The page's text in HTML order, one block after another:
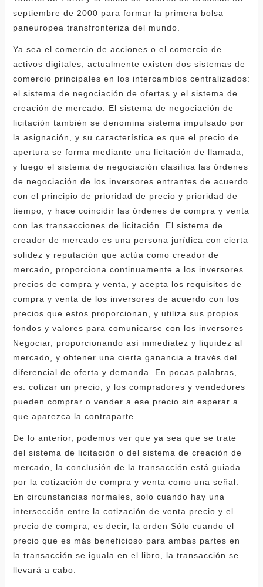
septiembre de 2000 para formar la primera bolsa
paneuropea transfronteriza del mundo.
Ya sea el comercio de acciones o el comercio de
activos digitales, actualmente existen dos sistemas de
comercio principales en los intercambios centralizados:
el sistema de negociación de ofertas y el sistema de
creación de mercado. El sistema de negociación de
licitación también se denomina sistema impulsado por
la asignación, y su característica es que el precio de
apertura se forma mediante una licitación de llamada,
y luego el sistema de negociación clasifica las órdenes
de negociación de los inversores entrantes de acuerdo
con el principio de prioridad de precio y prioridad de
tiempo, y hace coincidir las órdenes de compra y venta
con las transacciones de licitación. El sistema de
creador de mercado es una persona jurídica con cierta
solidez y reputación que actúa como creador de
mercado, proporciona continuamente a los inversores
precios de compra y venta, y acepta los requisitos de
compra y venta de los inversores de acuerdo con los
precios que estos proporcionan, y utiliza sus propios
fondos y valores para comunicarse con los inversores
Negociar, proporcionando así inmediatez y liquidez al
mercado, y obtener una cierta ganancia a través del
diferencial de oferta y demanda. En pocas palabras,
es: cotizar un precio, y los compradores y vendedores
pueden comprar o vender a ese precio sin esperar a
que aparezca la contraparte.
De lo anterior, podemos ver que ya sea que se trate
del sistema de licitación o del sistema de creación de
mercado, la conclusión de la transacción está guiada
por la cotización de compra y venta como una señal.
En circunstancias normales, solo cuando hay una
intersección entre la cotización de venta precio y el
precio de compra, es decir, la orden Sólo cuando el
precio que es más beneficioso para ambas partes en
la transacción se iguala en el libro, la transacción se
llevará a cabo.